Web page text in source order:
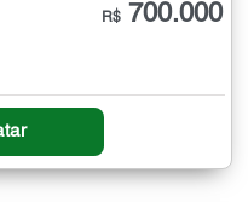
R$ 700.000